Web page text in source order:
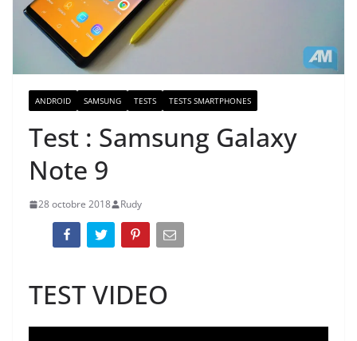
ANDROID SAMSUNG TESTS TESTS SMARTPHONES
Test : Samsung Galaxy
Note 9
28 octobre 2018 Rudy
TEST VIDEO